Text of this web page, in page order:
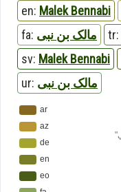
en: Malek Bennabi
fa: مالک بن نبی tr:
sv: Malek Bennabi
ur: مالک بن نبی